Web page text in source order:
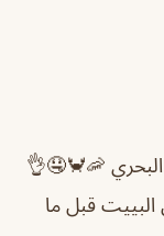
🦐🦀🤤👌
قبل ما